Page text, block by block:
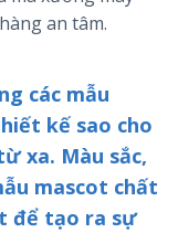
an tâm.
các mẫu
kế sao cho
xa. Màu sắc,
mascot chất
để tạo ra sự